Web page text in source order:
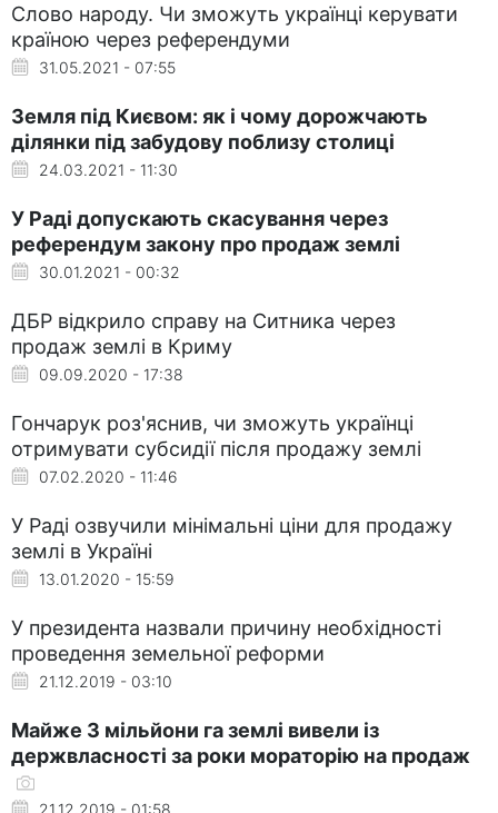
Слово народу. Чи зможуть українці керувати
країною через референдуми
31.05.2021 - 07:55
Земля під Києвом: як і чому дорожчають
ділянки під забудову поблизу столиці
24.03.2021 - 11:30
У Раді допускають скасування через
референдум закону про продаж землі
30.01.2021 - 00:32
ДБР відкрило справу на Ситника через
продаж землі в Криму
09.09.2020 - 17:38
Гончарук роз'яснив, чи зможуть українці
отримувати субсидії після продажу землі
07.02.2020 - 11:46
У Раді озвучили мінімальні ціни для продажу
землі в Україні
13.01.2020 - 15:59
У президента назвали причину необхідності
проведення земельної реформи
21.12.2019 - 03:10
Майже 3 мільйони га землі вивели із
держвласності за роки мораторію на продаж
21.12.2019 - 01:58